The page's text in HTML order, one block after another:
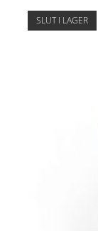
SLUT I LAGER